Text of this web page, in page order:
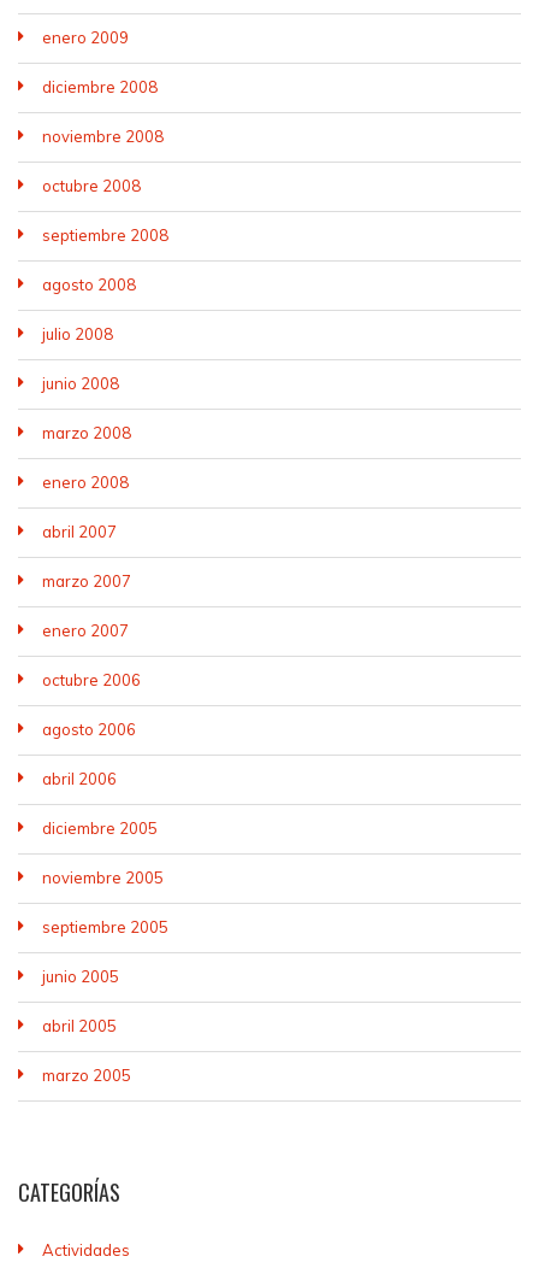
enero 2009
diciembre 2008
noviembre 2008
octubre 2008
septiembre 2008
agosto 2008
julio 2008
junio 2008
marzo 2008
enero 2008
abril 2007
marzo 2007
enero 2007
octubre 2006
agosto 2006
abril 2006
diciembre 2005
noviembre 2005
septiembre 2005
junio 2005
abril 2005
marzo 2005
CATEGORÍAS
Actividades